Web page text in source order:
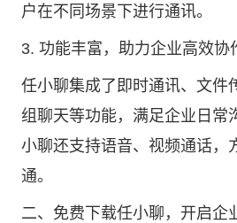
户在不同场景下进行通讯。
3. 功能丰富，助力企业高效协
任小聊集成了即时通讯、文件
组聊天等功能，满足企业日常
小聊还支持语音、视频通话，
通。
二、免费下载任小聊，开启企